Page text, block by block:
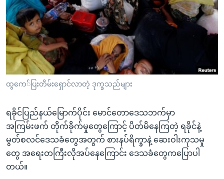
ရန်
ပင်မ
အ
ညွန်း
စာမျက်နှာ
သို့
ကျော်
ရန်
ရှာဖွေ
ရန်
နေရာ
သို့
မကြေးမုံရဲ့ အင်္ဂလိပ်စာ
ရုပ်ရှင်ထဲက အင်္ဂလိပ်စာ
သုတပဒေသာ အင်္ဂလိပ်စာ
ရေဒီယို
တီဗွီ
ရေဒီယိုနှင့်ရုပ်သံ အချက်အလက်များ
ရေဒီယို/တီဗွီအစီအစဉ်
Learning English
ဗွီအိုအေ လူမှုကွန်ယက်များ
ဘာသာစကားများ
ထွကေ်ပြးတိမ်းရှောင်လာတဲ့ ဒုက္ခသည်များ
ရခိုင်ပြည်နယ်မြောက်ပိုင်း မောင်တောဒေသဘက်မှာ
အကြမ်းဖက် တိုက်ခိုက်မှုတွေကြောင့် ပိတ်မိနေကြတဲ့ ရခိုင်နဲ့
မွတ်စလင်ဒေသခံတွေအတွက် စားနပ်ရိက္ခာနဲ့ ဆေးဝါးကုသမှု
တွေ အရေးတကြီးလိုအပ်နေကြောင်း ဒေသခံတွေကပြောပါ
တယ်။